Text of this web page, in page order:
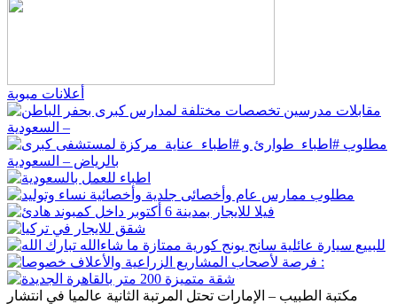
أعلانات مبوبة
مكتبة الطبيب – الإمارات تحتل المرتبة الثانية عالميا في انتشار